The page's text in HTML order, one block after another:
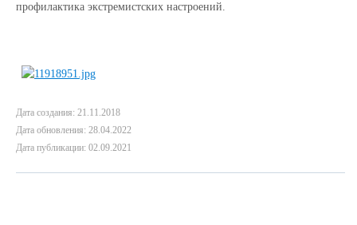
профилактика экстремистских настроений.
Дата создания: 21.11.2018
Дата обновления: 28.04.2022
Дата публикации: 02.09.2021